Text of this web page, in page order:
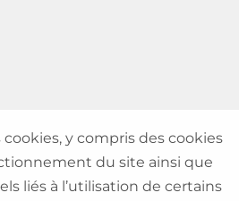
y compris des cookies
du site ainsi que
liés à l’utilisation de certains